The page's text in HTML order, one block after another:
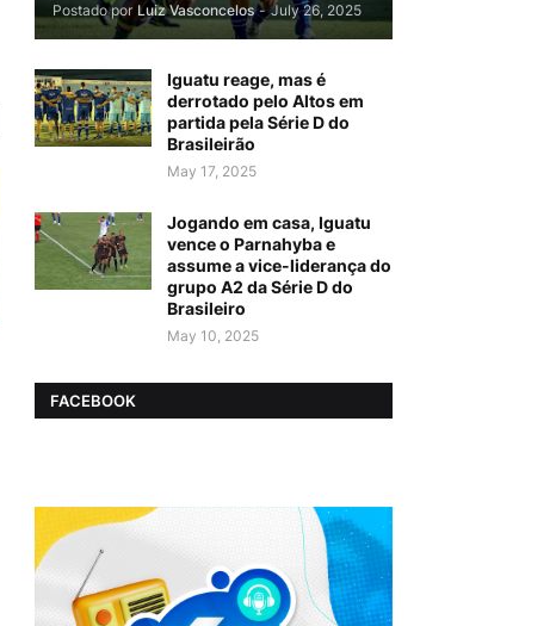
Postado por Luiz Vasconcelos - July 26, 2025
Iguatu reage, mas é
derrotado pelo Altos em
partida pela Série D do
Brasileirão
May 17, 2025
Jogando em casa, Iguatu
vence o Parnahyba e
assume a vice-liderança do
grupo A2 da Série D do
Brasileiro
May 10, 2025
FACEBOOK